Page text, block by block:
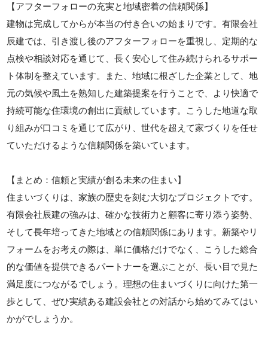
【アフターフォローの充実と地域密着の信頼関係】
建物は完成してからが本当の付き合いの始まりです。有限会社
辰建では、引き渡し後のアフターフォローを重視し、定期的な
点検や相談対応を通じて、長く安心して住み続けられるサポー
ト体制を整えています。また、地域に根ざした企業として、地
元の気候や風土を熟知した建築提案を行うことで、より快適で
持続可能な住環境の創出に貢献しています。こうした地道な取
り組みが口コミを通じて広がり、世代を超えて家づくりを任せ
ていただけるような信頼関係を築いています。
【まとめ：信頼と実績が創る未来の住まい】
住まいづくりは、家族の歴史を刻む大切なプロジェクトです。
有限会社辰建の強みは、確かな技術力と顧客に寄り添う姿勢、
そして長年培ってきた地域との信頼関係にあります。新築やリ
フォームをお考えの際は、単に価格だけでなく、こうした総合
的な価値を提供できるパートナーを選ぶことが、長い目で見た
満足度につながるでしょう。理想の住まいづくりに向けた第一
歩として、ぜひ実績ある建設会社との対話から始めてみてはい
かがでしょうか。